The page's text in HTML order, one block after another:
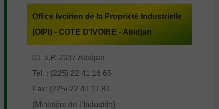
Office Ivoirien de la Propriété Industrielle
(OIPI) - COTE D’IVOIRE - Abidjan
01 B.P. 2337 Abidjan
Tel. : (225) 22 41 16 65
Fax: (225) 22 41 11 81
(Ministère de l’Industrie)